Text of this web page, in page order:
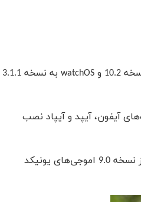
10.2 و watchOS
به نسخه 3.1.1
آیفون، آیپد و آیپاد نصب
، استفاده از اموجی‌های جدید است. اپل در این به‌روزرسانی، از نسخه 9.0 اموجی‌های یونیکد